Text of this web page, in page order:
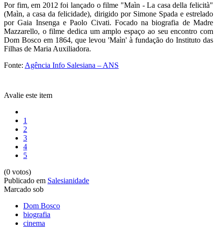
Por fim, em 2012 foi lançado o filme "Maìn - La casa della felicità"
(Maìn, a casa da felicidade), dirigido por Simone Spada e estrelado
por Gaia Insenga e Paolo Civati. Focado na biografia de Madre
Mazzarello, o filme dedica um amplo espaço ao seu encontro com
Dom Bosco em 1864, que levou 'Maìn' à fundação do Instituto das
Filhas de Maria Auxiliadora.
Fonte: Agência Info Salesiana – ANS
Avalie este item
1
2
3
4
5
(0 votos)
Publicado em Salesianidade
Marcado sob
Dom Bosco
biografia
cinema